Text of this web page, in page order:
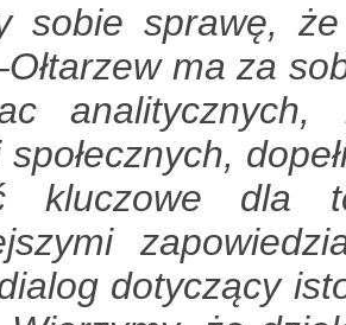
sobie sprawę,
ma za
kluczowe dla
dotyczący